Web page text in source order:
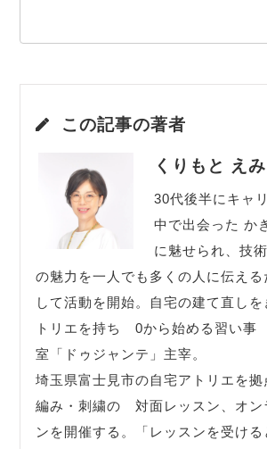
この記事の著者
くりもと えみ
30代後半にキャ
中で出会った か
に魅せられ、技
の魅力を一人でも多くの人に伝える
して活動を開始。自宅の建て直し
トリエを持ち 0から始める習い事
室「ドゥジャンテ」主宰。
埼玉県富士見市の自宅アトリエを
編み・刺繍の 対面レッスン、オン
ンを開催する。「レッスンを受ける